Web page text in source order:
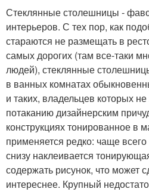
Стеклянные столешницы -
интерьеров. С тех пор, как
стараются не размещать в
самых дорогих (там все-таки
людей), стеклянные
в ванных комнатах
и таких, владельцев которых
потаканию дизайнерским
конструкциях тонированное в
применяется редко: чаще
снизу наклеивается
содержать рисунок, что может
интереснее. Крупный